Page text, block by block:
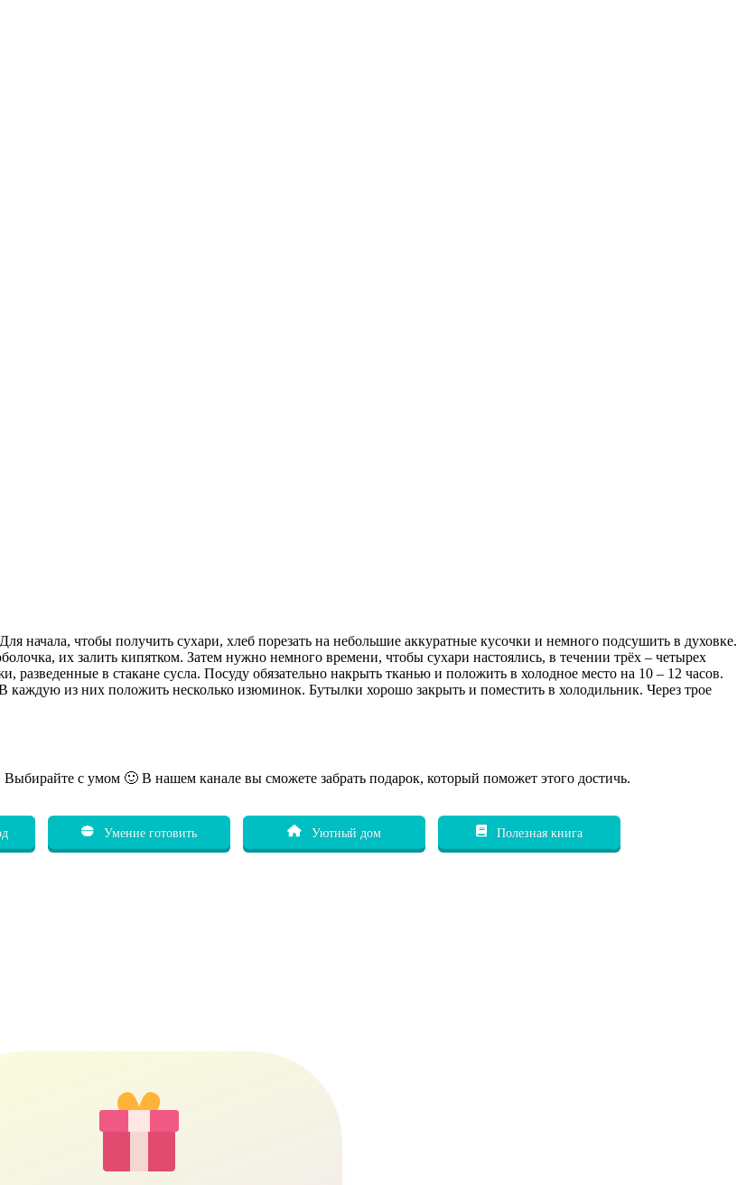
начала, чтобы получить сухари, хлеб порезать на небольшие аккуратные кусочки и немного подсушить в духовке.
их залить кипятком. Затем нужно немного времени, чтобы сухари настоялись, в течении трёх – четырех
разведенные в стакане сусла. Посуду обязательно накрыть тканью и положить в холодное место на 10 – 12 часов.
каждую из них положить несколько изюминок. Бутылки хорошо закрыть и поместить в холодильник. Через трое
с умом 🙂 В нашем канале вы сможете забрать подарок, который поможет этого достичь.
Умение готовить Уютный дом Полезная книга